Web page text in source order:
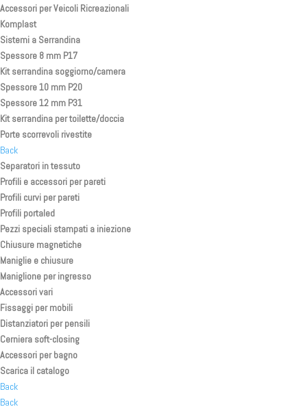
Accessori per Veicoli Ricreazionali
Komplast
Sistemi a Serrandina
Spessore 8 mm P17
Kit serrandina soggiorno/camera
Spessore 10 mm P20
Spessore 12 mm P31
Kit serrandina per toilette/doccia
Porte scorrevoli rivestite
Back
Separatori in tessuto
Profili e accessori per pareti
Profili curvi per pareti
Profili portaled
Pezzi speciali stampati a iniezione
Chiusure magnetiche
Maniglie e chiusure
Maniglione per ingresso
Accessori vari
Fissaggi per mobili
Distanziatori per pensili
Cerniera soft-closing
Accessori per bagno
Scarica il catalogo
Back
Back